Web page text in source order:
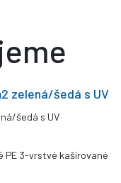
zelená/šedá s UV
PE 3-vrstvé kašírované